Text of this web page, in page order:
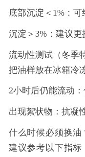
底部沉淀＜ 1%：可
沉淀＞ 3%：建议更
流动性测试（冬季
把油样放在冰箱冷
2小时后仍能流动
出现絮状物：抗凝
什么时候必须换油
建议参考以下指